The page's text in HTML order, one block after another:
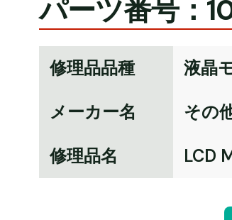
パーツ番号：
修理品品種
液晶
メーカー名
その
修理品名
LCD